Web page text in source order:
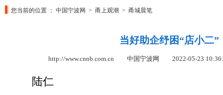
您当前的位置 ： 中国宁波网 > 甬上观潮 > 甬城晨笔
当好助企纾困“店小二”
http://www.cnnb.com.cn 中国宁波网 2022-05-23
陆仁